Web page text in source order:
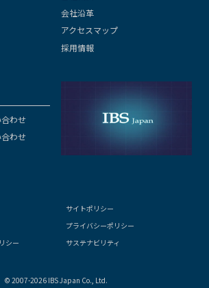
会社沿革
アクセスマップ
採用情報
わせ
わせ
サイトポリシー
プライバシーポリシー
シー
サステナビリティ
© 2007-2026 IBS Japan Co., Ltd.